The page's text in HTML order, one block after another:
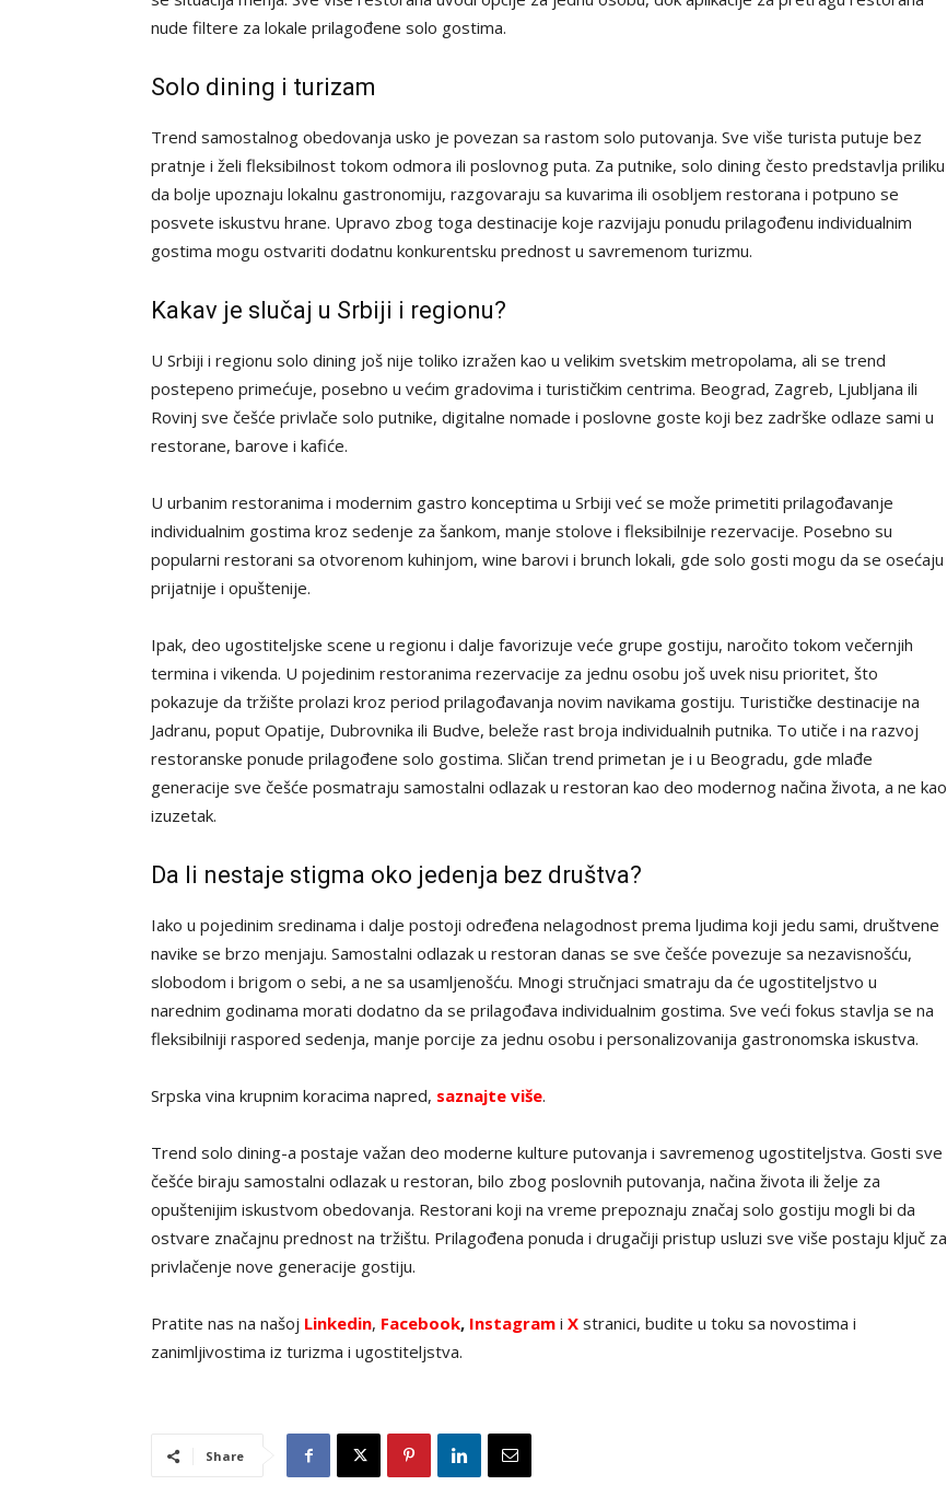
nude filtere za lokale prilagođene solo gostima.
Solo dining i turizam
Trend samostalnog obedovanja usko je povezan sa rastom solo putovanja. Sve više turista putuje bez
pratnje i želi fleksibilnost tokom odmora ili poslovnog puta. Za putnike, solo dining često predstavlja priliku
da bolje upoznaju lokalnu gastronomiju, razgovaraju sa kuvarima ili osobljem restorana i potpuno se
posvete iskustvu hrane. Upravo zbog toga destinacije koje razvijaju ponudu prilagođenu individualnim
gostima mogu ostvariti dodatnu konkurentsku prednost u savremenom turizmu.
Kakav je slučaj u Srbiji i regionu?
U Srbiji i regionu solo dining još nije toliko izražen kao u velikim svetskim metropolama, ali se trend
postepeno primećuje, posebno u većim gradovima i turističkim centrima. Beograd, Zagreb, Ljubljana ili
Rovinj sve češće privlače solo putnike, digitalne nomade i poslovne goste koji bez zadrške odlaze sami u
restorane, barove i kafiće.
U urbanim restoranima i modernim gastro konceptima u Srbiji već se može primetiti prilagođavanje
individualnim gostima kroz sedenje za šankom, manje stolove i fleksibilnije rezervacije. Posebno su
popularni restorani sa otvorenom kuhinjom, wine barovi i brunch lokali, gde solo gosti mogu da se osećaju
prijatnije i opuštenije.
Ipak, deo ugostiteljske scene u regionu i dalje favorizuje veće grupe gostiju, naročito tokom večernjih
termina i vikenda. U pojedinim restoranima rezervacije za jednu osobu još uvek nisu prioritet, što
pokazuje da tržište prolazi kroz period prilagođavanja novim navikama gostiju. Turističke destinacije na
Jadranu, poput Opatije, Dubrovnika ili Budve, beleže rast broja individualnih putnika. To utiče i na razvoj
restoranske ponude prilagođene solo gostima. Sličan trend primetan je i u Beogradu, gde mlađe
generacije sve češće posmatraju samostalni odlazak u restoran kao deo modernog načina života, a ne kao
izuzetak.
Da li nestaje stigma oko jedenja bez društva?
Iako u pojedinim sredinama i dalje postoji određena nelagodnost prema ljudima koji jedu sami, društvene
navike se brzo menjaju. Samostalni odlazak u restoran danas se sve češće povezuje sa nezavisnošću,
slobodom i brigom o sebi, a ne sa usamljenošću. Mnogi stručnjaci smatraju da će ugostiteljstvo u
narednim godinama morati dodatno da se prilagođava individualnim gostima. Sve veći fokus stavlja se na
fleksibilniji raspored sedenja, manje porcije za jednu osobu i personalizovanija gastronomska iskustva.
Srpska vina krupnim koracima napred, saznajte više.
Trend solo dining-a postaje važan deo moderne kulture putovanja i savremenog ugostiteljstva. Gosti sve
češće biraju samostalni odlazak u restoran, bilo zbog poslovnih putovanja, načina života ili želje za
opuštenijim iskustvom obedovanja. Restorani koji na vreme prepoznaju značaj solo gostiju mogli bi da
ostvare značajnu prednost na tržištu. Prilagođena ponuda i drugačiji pristup usluzi sve više postaju ključ za
privlačenje nove generacije gostiju.
Pratite nas na našoj Linkedin, Facebook, Instagram i X stranici, budite u toku sa novostima i
zanimljivostima iz turizma i ugostiteljstva.
Share